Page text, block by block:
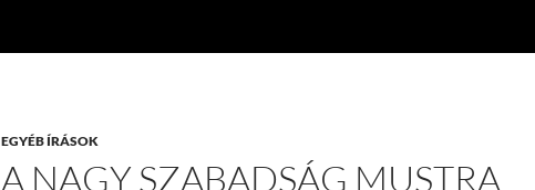
EGYÉB ÍRÁSOK
A NAGY SZABADSÁG MUSTRA